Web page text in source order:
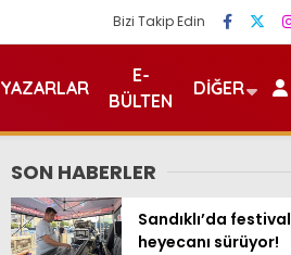
Bizi Takip Edin
YAZARLAR
E-
BÜLTEN
DIĞER
SON HABERLER
Sandıklı’da festival
heyecanı sürüyor!